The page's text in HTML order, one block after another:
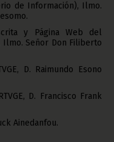
de Información), Ilmo.
y Página Web del
Señor Don Filiberto
D. Raimundo Esono
D. Francisco Frank
Ainedanfou.